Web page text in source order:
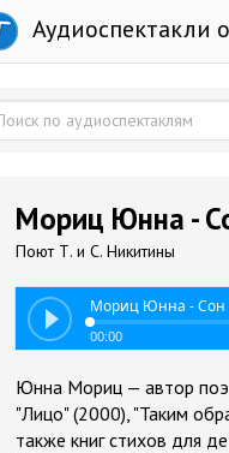
Аудиоспектакли
Мориц Юнна -
Поют Т. и С. Никитины
Мориц Юнна - Сон
00:00
Юнна Мориц — автор
"Лицо" (2000), "Таким
также книг стихов для